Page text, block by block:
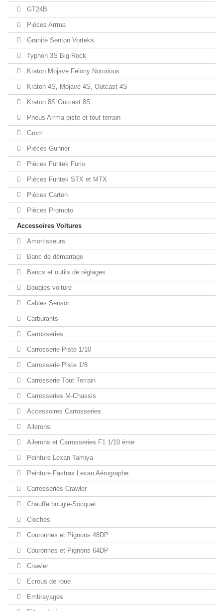
GT24B
Pièces Arrma
Granite Senton Vorteks
Typhon 3S Big Rock
Kraton Mojave Felony Notorious
Kraton 4S, Mojave 4S, Outcast 4S
Kraton 8S Outcast 8S
Pneus Arrma piste et tout terrain
Grom
Pièces Gunner
Pièces Funtek Furio
Pièces Funtek STX et MTX
Pièces Carten
Pièces Promoto
Accessoires Voitures
Amortisseurs
Banc de démarrage
Bancs et outils de réglages
Bougies voiture
Cables Sensor
Carburants
Carrosseries
Carrosserie Piste 1/10
Carrosserie Piste 1/8
Carrosserie Tout Terrain
Carrosseries M-Chassis
Accessoires Carrosseries
Ailerons
Ailerons et Carrosseries F1 1/10 ème
Peinture Lexan Tamiya
Peinture Fastrax Lexan Aérographe
Carrosseries Crawler
Chauffe bougie-Socquet
Cloches
Couronnes et Pignons 48DP
Couronnes et Pignons 64DP
Crawler
Ecrous de roue
Embrayages